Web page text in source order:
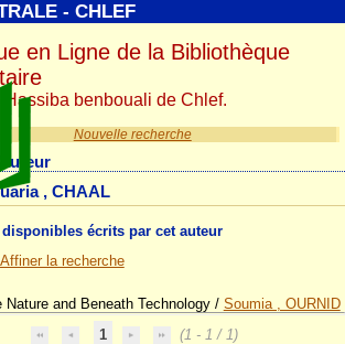
Nouvelle recherche
, CHAAL
disponibles écrits par cet auteur
Affiner la recherche
Nature and Beneath Technology/ Soumia , OURNID
1
(1 - 1 / 1)
- CHLEF
en Ligne de la Bibliothèque
benbouali de Chlef.